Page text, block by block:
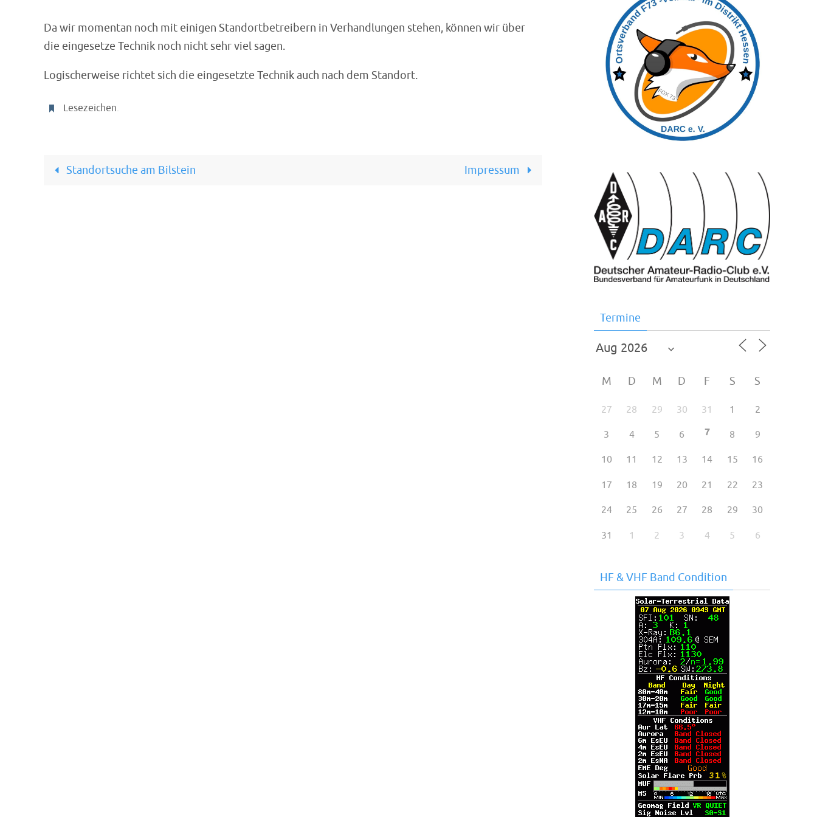
Da wir momentan noch mit einigen Standortbetreibern in Verhandlungen stehen, können wir über
die eingesetze Technik noch nicht sehr viel sagen.
Logischerweise richtet sich die eingesetzte Technik auch nach dem Standort.
Lesezeichen.
Standortsuche am Bilstein Impressum
Termine
M D M D F S S
27 28 29 30 31 1 2
3 4 5 6 7 8 9
10 11 12 13 14 15 16
17 18 19 20 21 22 23
24 25 26 27 28 29 30
31 1 2 3 4 5 6
HF & VHF Band Condition